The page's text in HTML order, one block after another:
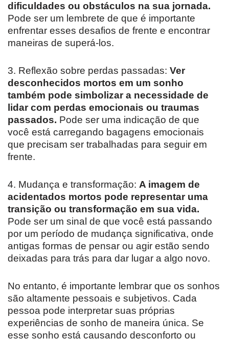
dificuldades ou obstáculos na sua jornada.
Pode ser um lembrete de que é importante
enfrentar esses desafios de frente e encontrar
maneiras de superá-los.
3. Reflexão sobre perdas passadas: Ver
desconhecidos mortos em um sonho
também pode simbolizar a necessidade de
lidar com perdas emocionais ou traumas
passados. Pode ser uma indicação de que
você está carregando bagagens emocionais
que precisam ser trabalhadas para seguir em
frente.
4. Mudança e transformação: A imagem de
acidentados mortos pode representar uma
transição ou transformação em sua vida.
Pode ser um sinal de que você está passando
por um período de mudança significativa, onde
antigas formas de pensar ou agir estão sendo
deixadas para trás para dar lugar a algo novo.
No entanto, é importante lembrar que os sonhos
são altamente pessoais e subjetivos. Cada
pessoa pode interpretar suas próprias
experiências de sonho de maneira única. Se
esse sonho está causando desconforto ou